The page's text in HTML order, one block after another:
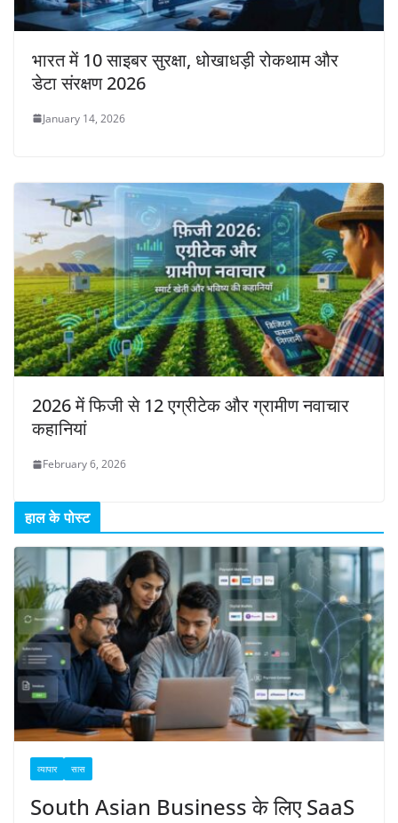
भारत में 10 साइबर सुरक्षा, धोखाधड़ी रोकथाम और
डेटा संरक्षण 2026
January 14, 2026
2026 में फिजी से 12 एग्रीटेक और ग्रामीण नवाचार
कहानियां
February 6, 2026
हाल के पोस्ट
व्यापार सास
South Asian Business के लिए SaaS